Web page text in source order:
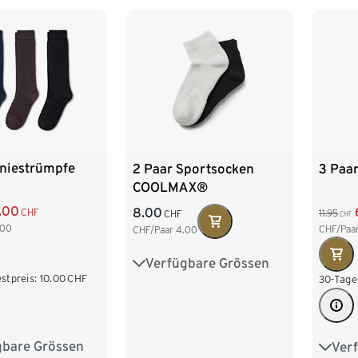
CHF
10.00CHF
Grössen
39-42
2 Paar Sportsocken
COOLMAX®
8.00 CHF
CHF/Paar4.00
Verfügbare Grössen
35-38 39-42 43-46
3
11.95 CHF
CHF/
30-
35-38